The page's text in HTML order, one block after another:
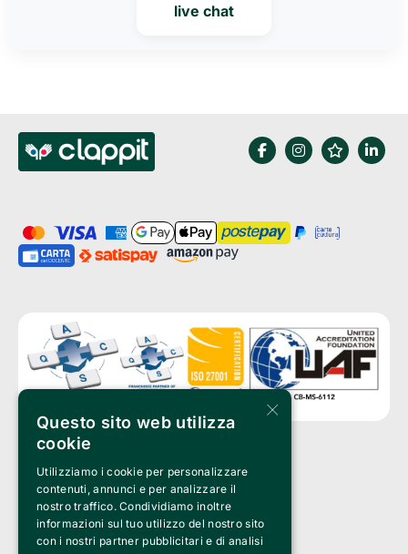
live chat
Clappit è un marchio di proprietà di:
Bemils Srl
a Socio Unico
Via Fosse Ardeatine, 4 -20092 Cinisello Balsamo (MI)
PI 05589050961
Iscr. C.C.I.A.A. Milano R.E.A. 1833471
×
Questo sito web utilizza
cookie
Utilizziamo i cookie per personalizzare
contenuti, annunci e per analizzare il
nostro traffico. Condividiamo inoltre
informazioni sul tuo utilizzo del nostro sito
con i nostri partner pubblicitari e di analisi